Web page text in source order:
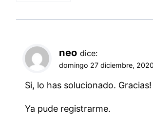
neo dice:
domingo 27 diciembre,
Si, lo has solucionado. Gracias!
Ya pude registrarme.